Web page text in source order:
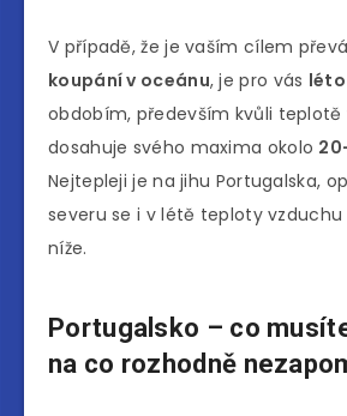
V případě, že je vaším cílem
koupání v oceánu, je pro vás léto
obdobím, především kvůli teplotě
dosahuje svého maxima okolo
Nejtepleji je na jihu Portugalska,
severu se i v létě teploty
níže.
Portugalsko – co
na co rozhodně